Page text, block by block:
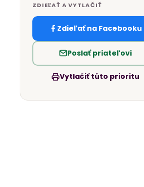
ZDIEĽAŤ A VYTLAČIŤ
Zdieľať na Facebooku
Poslať priateľovi
Vytlačiť túto prioritu